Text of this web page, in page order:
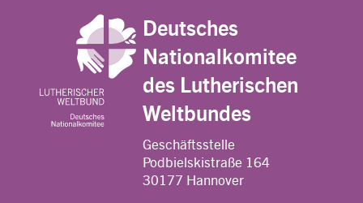
Deutsches
Nationalkomitee
des Lutherischen
Weltbundes
Geschäftsstelle
Podbielskistraße 164
30177 Hannover